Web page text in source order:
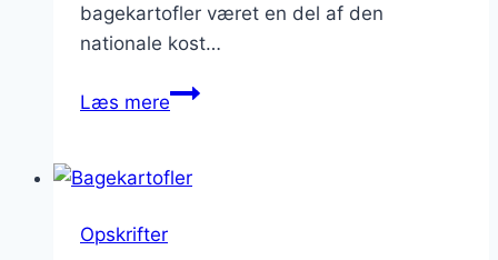
bagekartofler været en del af den
nationale kost…
Læs mereBagekartofler
imponere
Opskrifter